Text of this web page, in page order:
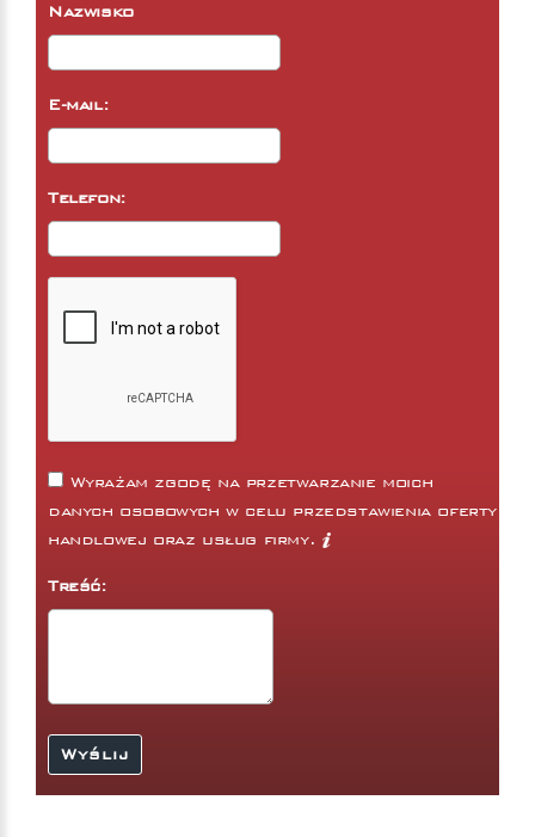
Nazwisko
E-mail:
Telefon:
Wyrażam zgodę na przetwarzanie moich
danych osobowych w celu przedstawienia oferty
handlowej oraz usług firmy.
Treść: